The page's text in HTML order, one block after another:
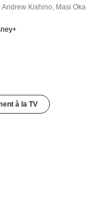
,Andrew Kishino Masi Oka
à la TV